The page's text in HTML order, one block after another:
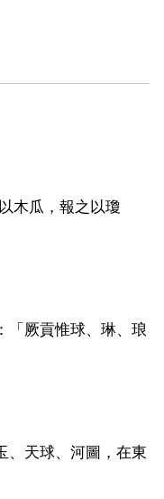
木瓜，報之以瓊
「厥貢惟球、琳、琅
、天球、河圖，在東